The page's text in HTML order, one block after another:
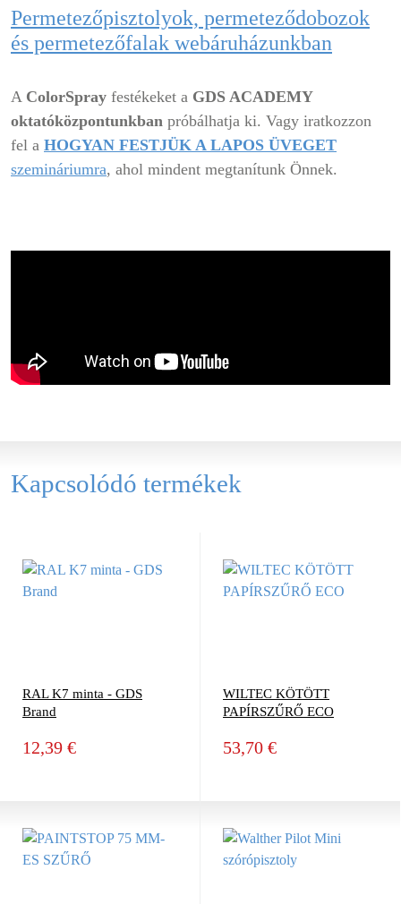
Permetezőpisztolyok, permeteződobozok
és permetezőfalak webáruházunkban
A ColorSpray festékeket a GDS ACADEMY
oktatóközpontunkban próbálhatja ki. Vagy iratkozzon
fel a HOGYAN FESTJÜK A LAPOS ÜVEGET
szemináriumra, ahol mindent megtanítunk Önnek.
Kapcsolódó termékek
RAL K7 minta - GDS
Brand
12,39 €
WILTEC KÖTÖTT
PAPÍRSZŰRŐ ECO
53,70 €